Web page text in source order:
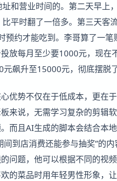
和营业时间的。第二天早上
平时翻了一倍多。第三天客
预约才能吃到。李哥算了一
放每月至少要1000元，现
飙升至15000元，彻底摆脱
优势不仅在于低成本，更在
来说，无需学习复杂的剪辑
而且AI生成的脚本会结合本
间到店消费还能参与抽奖”的
问题，他可以根据不同的
的菜品时用年轻男性形象，